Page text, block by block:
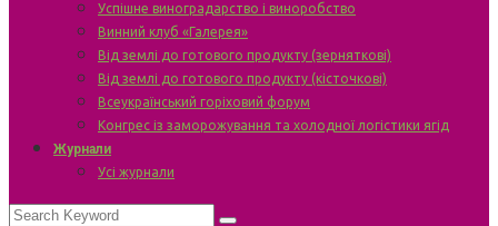
Успішне виноградарство і виноробство
Винний клуб «Галерея»
Від землі до готового продукту (зерняткові)
Від землі до готового продукту (кісточкові)
Всеукраїнський горіховий форум
Конгрес із заморожування та холодної логістики ягід
Журнали
Усі журнали